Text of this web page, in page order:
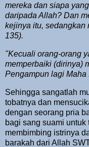
mereka dan siapa
daripada Allah? Dan
kejinya itu, sedangkan
135).
"Kecuali orang-orang
memperbaiki (dirinya)
Pengampun lagi Maha
Sehingga sangatlah
tobatnya dan
dengan seorang pria
bagi sang suami
membimbing istrinya
barakah dari Allah